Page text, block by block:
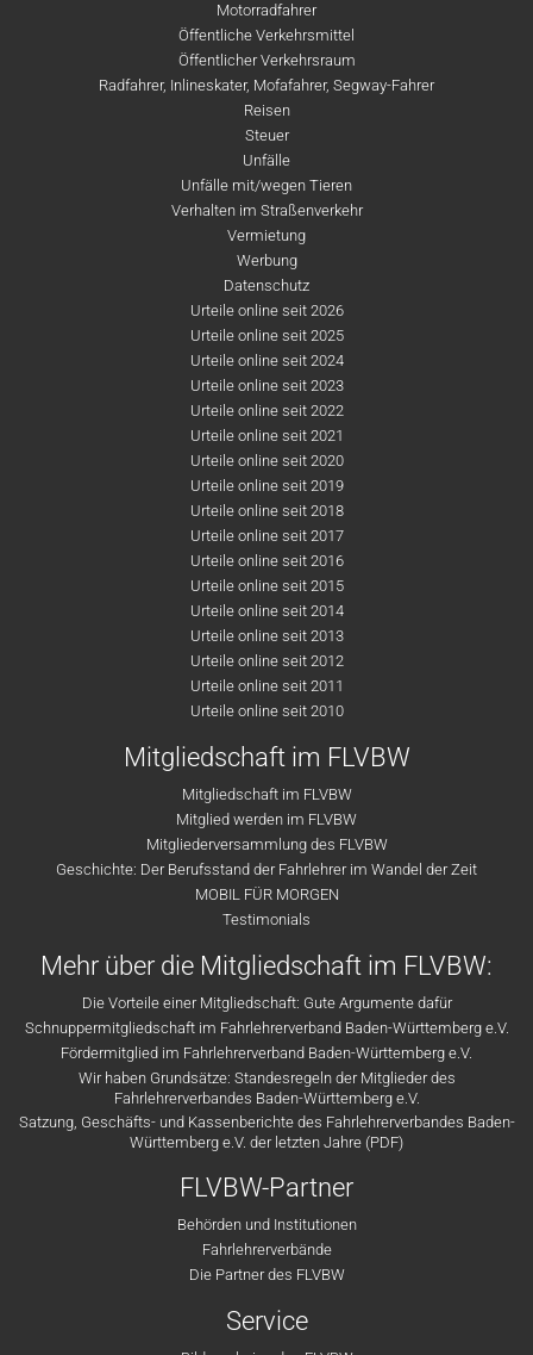
Motorradfahrer
Öffentliche Verkehrsmittel
Öffentlicher Verkehrsraum
Radfahrer, Inlineskater, Mofafahrer, Segway-Fahrer
Reisen
Steuer
Unfälle
Unfälle mit/wegen Tieren
Verhalten im Straßenverkehr
Vermietung
Werbung
Datenschutz
Urteile online seit 2026
Urteile online seit 2025
Urteile online seit 2024
Urteile online seit 2023
Urteile online seit 2022
Urteile online seit 2021
Urteile online seit 2020
Urteile online seit 2019
Urteile online seit 2018
Urteile online seit 2017
Urteile online seit 2016
Urteile online seit 2015
Urteile online seit 2014
Urteile online seit 2013
Urteile online seit 2012
Urteile online seit 2011
Urteile online seit 2010
Mitgliedschaft im FLVBW
Mitgliedschaft im FLVBW
Mitglied werden im FLVBW
Mitgliederversammlung des FLVBW
Geschichte: Der Berufsstand der Fahrlehrer im Wandel der Zeit
MOBIL FÜR MORGEN
Testimonials
Mehr über die Mitgliedschaft im FLVBW:
Die Vorteile einer Mitgliedschaft: Gute Argumente dafür
Schnuppermitgliedschaft im Fahrlehrerverband Baden-Württemberg e.V.
Fördermitglied im Fahrlehrerverband Baden-Württemberg e.V.
Wir haben Grundsätze: Standesregeln der Mitglieder des
Fahrlehrerverbandes Baden-Württemberg e.V.
Satzung, Geschäfts- und Kassenberichte des Fahrlehrerverbandes Baden-
Württemberg e.V. der letzten Jahre (PDF)
FLVBW-Partner
Behörden und Institutionen
Fahrlehrerverbände
Die Partner des FLVBW
Service